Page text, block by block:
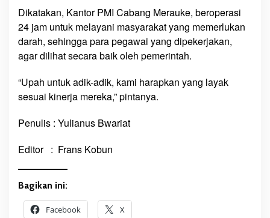
M
I
Dikatakan, Kantor PMI Cabang Merauke, beroperasi
24 jam untuk melayani masyarakat yang memerlukan
darah, sehingga para pegawai yang dipekerjakan,
agar dilihat secara baik oleh pemerintah.
“Upah untuk adik-adik, kami harapkan yang layak
sesuai kinerja mereka,” pintanya.
Penulis : Yulianus Bwariat
Editor : Frans Kobun
Bagikan ini:
Facebook X